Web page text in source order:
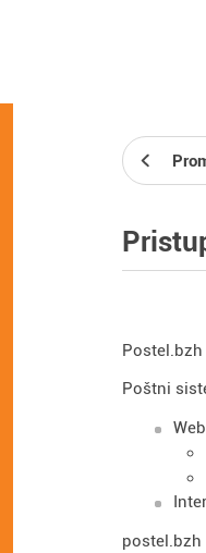
Poštni
postel.bzh